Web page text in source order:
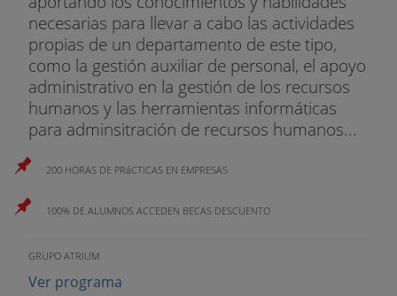
necesarias para llevar a cabo las actividades
propias de un departamento de este tipo,
como la gestión auxiliar de personal, el apoyo
administrativo en la gestión de los recursos
humanos y las herramientas informáticas
para adminsitración de recursos humanos...
200 HORAS DE PRáCTICAS EN EMPRESAS
100% DE ALUMNOS ACCEDEN BECAS DESCUENTO
GRUPO ATRIUM
Ver programa